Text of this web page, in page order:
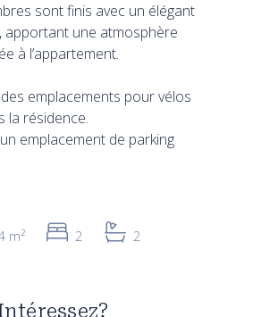
sont finis avec un élégant
apportant une atmosphère
à l’appartement.
emplacements pour vélos
la résidence.
emplacement de parking
m² 2 2